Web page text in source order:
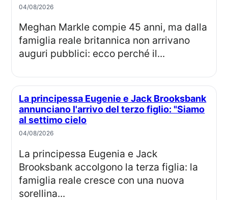
04/08/2026
Meghan Markle compie 45 anni, ma dalla
famiglia reale britannica non arrivano
auguri pubblici: ecco perché il...
La principessa Eugenie e Jack Brooksbank
annunciano l'arrivo del terzo figlio: "Siamo
al settimo cielo
04/08/2026
La principessa Eugenia e Jack
Brooksbank accolgono la terza figlia: la
famiglia reale cresce con una nuova
sorellina...